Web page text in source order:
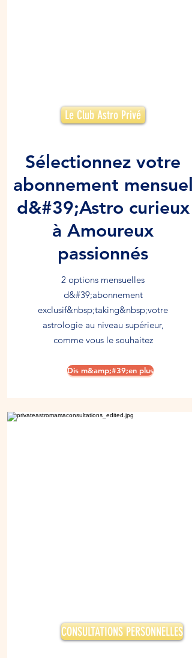
Le Club Astro Privé
Sélectionnez votre
abonnement mensuel
d&#39;Astro curieux
à Amoureux
passionnés
2 options mensuelles
d&#39;abonnement
exclusif&nbsp;taking&nbsp;votre
astrologie au niveau supérieur,
comme vous le souhaitez
Dis m&amp;#39;en plus
CONSULTATIONS PERSONNELLES